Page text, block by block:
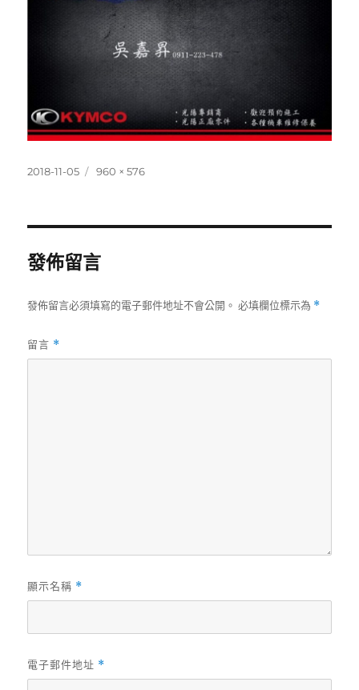
發
2018-11-05
完
960 × 576
發佈留言
發佈留言必須填寫的電子郵件地址不會公開。 必填欄位標示為 *
留言 *
顯示名稱 *
電子郵件地址 *